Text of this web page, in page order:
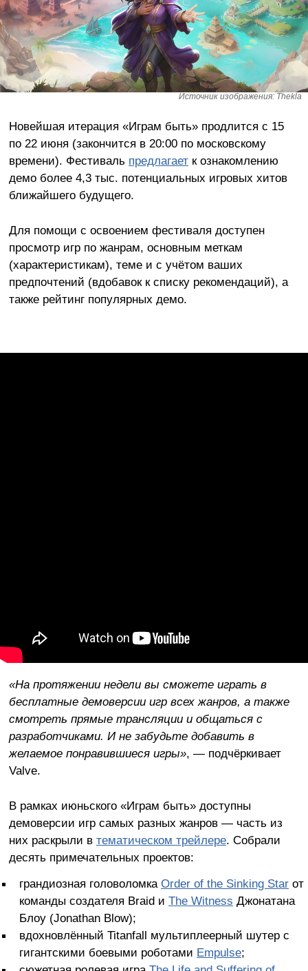
Источник изображения: Thekla
Новейшая итерация «Играм быть» продлится с 15
по 22 июня (закончится в 20:00 по московскому
времени). Фестиваль предлагаетк ознакомлению
демо более 4,3 тыс. потенциальных игровых хитов
ближайшего будущего.
Для помощи с освоением фестиваля доступен
просмотр игр по жанрам, основным меткам
(характеристикам), теме и с учётом ваших
предпочтений (вдобавок к списку рекомендаций), а
также рейтинг популярных демо.
«На протяжении недели вы сможете играть в
бесплатные демоверсии игр всех жанров, а также
смотреть прямые трансляции и общаться с
разработчиками. И не забудьте добавить в
желаемое понравившиеся игры», — подчёркивает
Valve.
В рамках июньского «Играм быть» доступны
демоверсии игр самых разных жанров — часть из
них раскрыли в тематическом трейлере. Собрали
десять примечательных проектов:
грандиозная головоломка Order of the Sinking Star от
команды создателя Braid и The Witness Джонатана
Блоу (Jonathan Blow);
вдохновлённый Titanfall мультиплеерный шутер с
гигантскими боевыми роботами Empulse;